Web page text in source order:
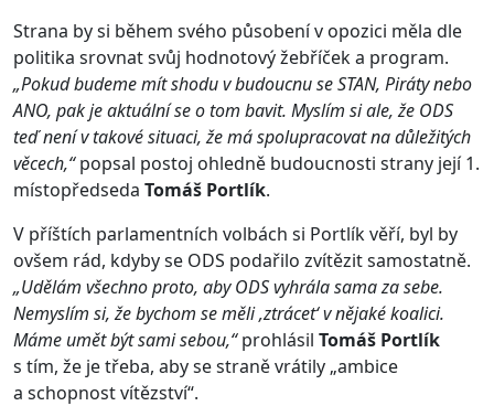
Strana by si během svého působení v opozici měla dle
politika srovnat svůj hodnotový žebříček a program.
„Pokud budeme mít shodu v budoucnu se STAN, Piráty nebo
ANO, pak je aktuální se o tom bavit. Myslím si ale, že ODS
teď není v takové situaci, že má spolupracovat na důležitých
věcech,“popsal postoj ohledně budoucnosti strany její 1.
místopředseda Tomáš Portlík.
V příštích parlamentních volbách si Portlík věří, byl by
ovšem rád, kdyby se ODS podařilo zvítězit samostatně.
„Udělám všechno proto, aby ODS vyhrála sama za sebe.
Nemyslím si, že bychom se měli ‚ztrácet‘ v nějaké koalici.
Máme umět být sami sebou,“prohlásil Tomáš Portlík
s tím, že je třeba, aby se straně vrátily „ambice
a schopnost vítězství“.